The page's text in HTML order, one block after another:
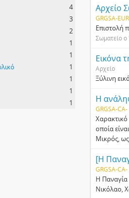
4
3
2
1
1
1
1
1
1
Αρχείο
GRGSA-
Επιστολή
Σωματείο
Εικόνα
Αρχείο
Ξύλινη
Η
GRGSA-
οποία
Μικρός,
[Η
GRGSA-
Η Παναγία
Νικόλαο,